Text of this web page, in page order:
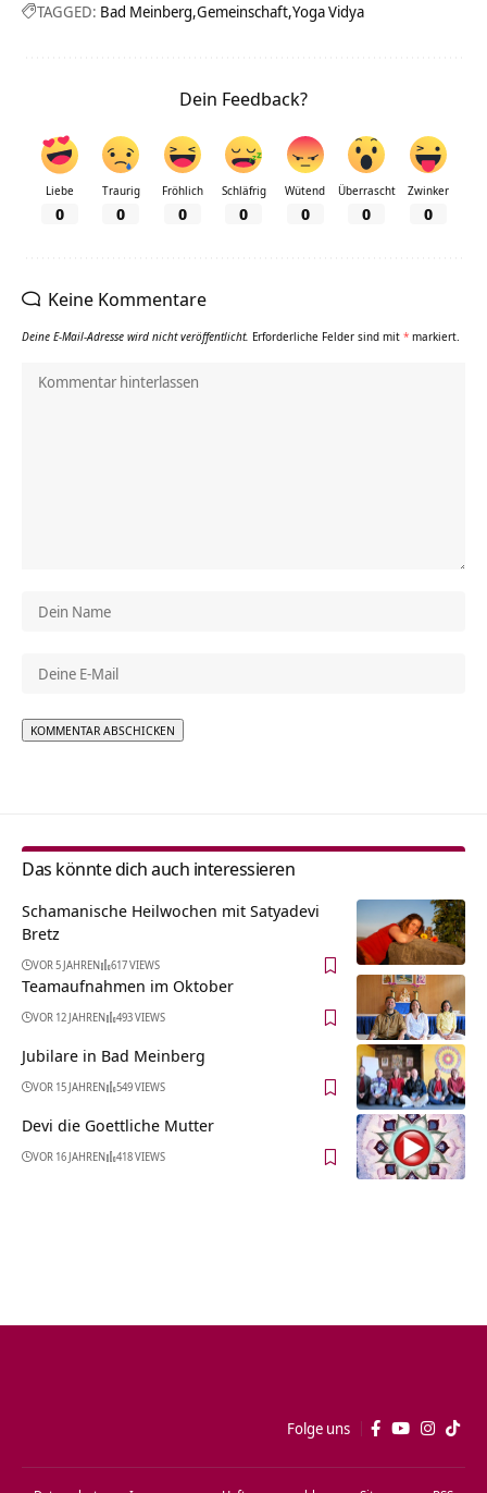
TAGGED: Bad Meinberg Gemeinschaft Yoga Vidya
Dein Feedback?
Liebe
0
Traurig
0
Fröhlich
0
Schläfrig
0
Wütend
0
Überrascht
0
Zwinker
0
Keine Kommentare
Deine E-Mail-Adresse wird nicht veröffentlicht. Erforderliche Felder sind mit * markiert.
Das könnte dich auch interessieren
Schamanische Heilwochen mit Satyadevi
Bretz
VOR 5 JAHREN 617 VIEWS
Teamaufnahmen im Oktober
VOR 12 JAHREN 493 VIEWS
Jubilare in Bad Meinberg
VOR 15 JAHREN 549 VIEWS
Devi die Goettliche Mutter
VOR 16 JAHREN 418 VIEWS
Folge uns